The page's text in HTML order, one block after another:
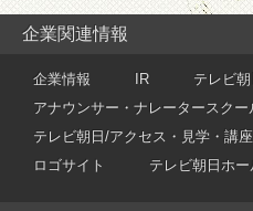
企業関連情報
企業情報 IR テレビ
アナウンサー・ナレータースクー
テレビ朝日/アクセス・見学・講座
ロゴサイト
テレビ朝日ホ